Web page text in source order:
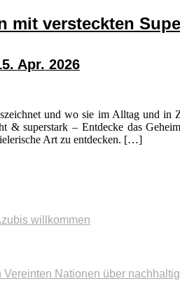
mit versteckten
Apr. 2026
und wo sie im Alltag und
& superstark – Entdecke das
Art zu entdecken. […]
willkommen
Nationen über